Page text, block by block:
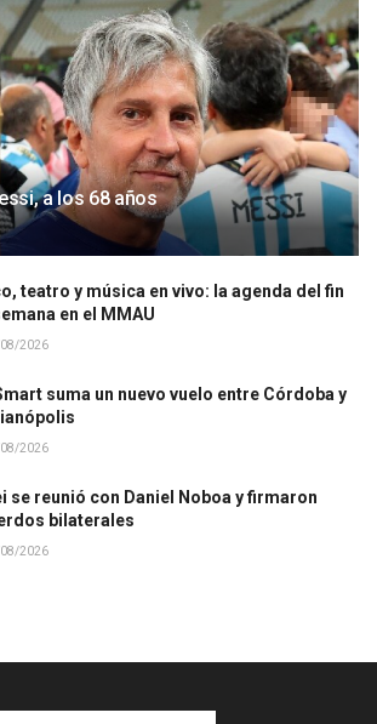
a los 68 años
teatro y música en vivo: la agenda del fin
en el MMAU
2026
suma un nuevo vuelo entre Córdoba y
2026
se reunió con Daniel Noboa y firmaron
bilaterales
2026